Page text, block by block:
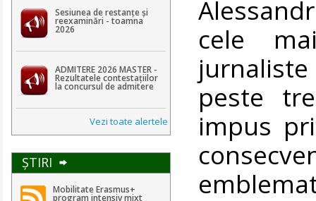
Sesiunea de restanțe și
reexaminări - toamna
2026
ADMITERE 2026 MASTER -
Rezultatele contestaţiilor
la concursul de admitere
Vezi toate alertele
ŞTIRI
Mobilitate Erasmus+
program intensiv mixt
cele
peste
impus